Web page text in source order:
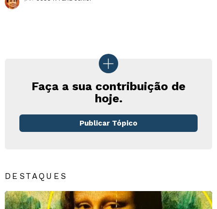
Faça a sua contribuição de
hoje.
Publicar Tópico
DESTAQUES